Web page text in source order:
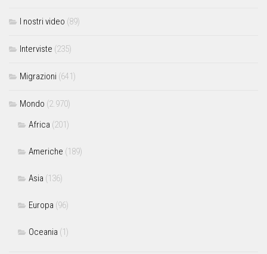
I nostri video (89)
Interviste (235)
Migrazioni (641)
Mondo (2.970)
Africa (201)
Americhe (189)
Asia (136)
Europa (96)
Oceania (1)